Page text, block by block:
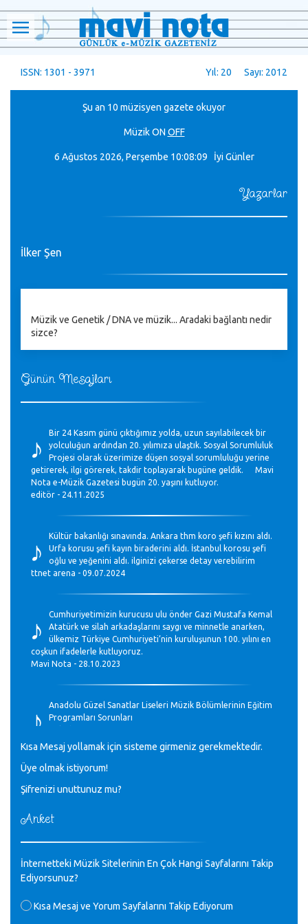
ISSN: 1301 - 3971 Yıl: 20 Sayı: 2012
Şu an 10 müzisyen gazete okuyor
MüzikON OFF
6 Ağustos 2026, Perşembe 10:08:10 İyi Günler
Günün Mesajları
♪
Bir 24 Kasım günü çıktığımız yolda, uzun sayılabilecek bir
yolculuğun ardından 20. yılımıza ulaştık. Sosyal Sorumluluk
Projesi olarak üzerimize düşen sosyal sorumluluğu yerine
getirerek, ilgi görerek, takdir toplayarak bugüne geldik. Mavi
Nota e-Müzik Gazetesi bugün 20. yaşını kutluyor.
editör - 24.11.2025
♪
Kültür bakanlığı sınavında. Ankara thm koro şefi kızını aldı.
Urfa korusu şefi kayın biraderini aldı. İstanbul korosu şefi
oğlu ve yeğenini aldı. ilginizi çekerse detay verebilirim
ttnet arena - 09.07.2024
♪
Cumhuriyetimizin kurucusu ulu önder Gazi Mustafa Kemal
Atatürk ve silah arkadaşlarını saygı ve minnetle anarken,
ülkemiz Türkiye Cumhuriyeti’nin kuruluşunun 100. yılını en
coşkun ifadelerle kutluyoruz.
Mavi Nota - 28.10.2023
♪
Anadolu Güzel Sanatlar Liseleri Müzik Bölümlerinin Eğitim
Programları Sorunları
♪
GEÇMİŞ OLSUN TÜRKİYE!
Mavi Nota - 07.02.2023
♪
30 yıl sonra karşılaşmak çok güzel Kurtuluş, teveccüh
M.Semih Baylan - 08.01.2023
Değerli Müfit hocama en içten sevgi saygılarımı iletin
Kısa Mesaj yollamak için sisteme girmeniz gerekmektedir.
Üye olmak istiyorum!
Şifrenizi unuttunuz mu?
Anket
İnternetteki Müzik Sitelerinin En Çok Hangi Sayfalarını Takip
Ediyorsunuz?
Kısa Mesaj ve Yorum Sayfalarını Takip Ediyorum
Yazarlar
İlker Şen
Müzik ve Genetik / DNA ve müzik... Aradaki bağlantı nedir
sizce?